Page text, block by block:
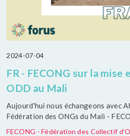
2024-07-04
FR - FECONG sur la mise
ODD au Mali
Aujourd'hui nous échangeons avec
Fédération des ONGs du Mali -
FECONG - Fédération des Collectif